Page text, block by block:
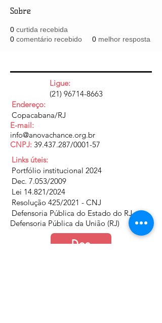
Sobre
0 curtida recebida
0 comentário recebido 0 melhor resposta
Ligue:
(21) 96714-8663
Endereço:
Copacabana/RJ
E-mail:
info@anovachance.org.br
CNPJ: 39.437.287/0001-57
Links úteis:
Portfólio institucional 2024
Dec. 7.053/2009
Lei 14.821/2024
Resolução 425/2021 - CNJ
Defensoria Pública do Estado do RJ
Defensoria Pública da União (RJ)
Doe